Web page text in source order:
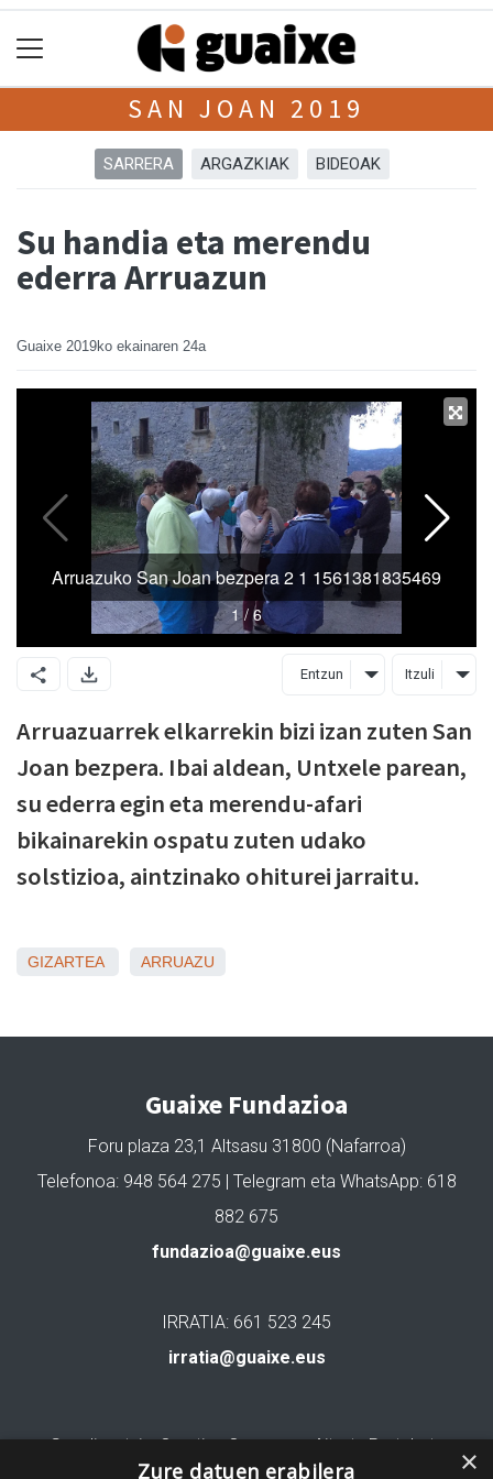
SAN JOAN 2019
SARRERA ARGAZKIAK BIDEOAK
Su handia eta merendu
ederra Arruazun
Guaixe 2019ko ekainaren 24a
Entzun Itzuli
Arruazuarrek elkarrekin bizi izan zuten San
Joan bezpera. Ibai aldean, Untxele parean,
su ederra egin eta merendu-afari
bikainarekin ospatu zuten udako
solstizioa, aintzinako ohiturei jarraitu.
GIZARTEA ARRUAZU
Guaixe Fundazioa
Foru plaza 23,1 Altsasu 31800 (Nafarroa)
Telefonoa: 948 564 275 | Telegram eta WhatsApp: 618
882 675
fundazioa@guaixe.eus
IRRATIA: 661 523 245
irratia@guaixe.eus
Gure lizentzia: Creative Commons Aitortu Partekatu ×
Zure datuen erabilera